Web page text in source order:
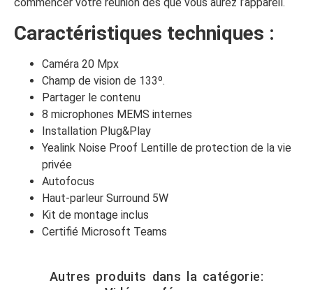
Caractéristiques techniques :
Caméra 20 Mpx
Champ de vision de 133º.
Partager le contenu
8 microphones MEMS internes
Installation Plug&Play
Yealink Noise Proof Lentille de protection de la vie
privée
Autofocus
Haut-parleur Surround 5W
Kit de montage inclus
Certifié Microsoft Teams
Autres produits dans la catégorie: